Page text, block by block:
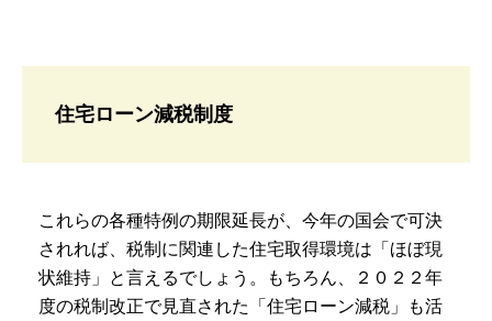
住宅ローン減税制度
これらの各種特例の期限延長が、今年の国会で可決
されれば、税制に関連した住宅取得環境は「ほぼ現
状維持」と言えるでしょう。もちろん、２０２２年
度の税制改正で見直された「住宅ローン減税」も活